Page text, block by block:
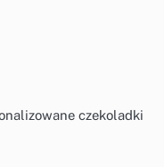
czekoladki